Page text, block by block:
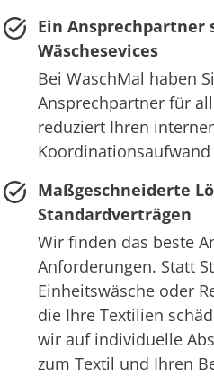
Ein
Wäschesevices
Bei WaschMal haben
Ansprechpartner für
reduziert Ihren
Maßgeschneiderte
Standardverträgen
Wir finden das beste
Anforderungen. Statt
Einheitswäsche oder
die Ihre Textilien
wir auf individuelle
zum Textil und Ihren